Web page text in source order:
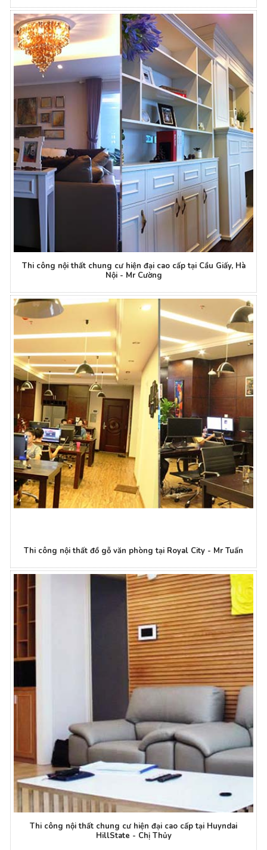
Thi công nội thất chung cư hiện đại cao cấp tại Cầu Giấy, Hà
Nội - Mr Cường
Thi công nội thất đồ gỗ văn phòng tại Royal City - Mr Tuấn
Thi công nội thất chung cư hiện đại cao cấp tại Huyndai
HillState - Chị Thủy